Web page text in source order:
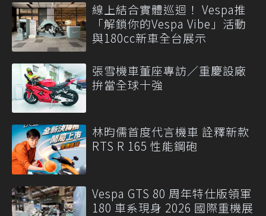
線上結合實體巡迴！ Vespa推
「解鎖你的Vespa Vibe」活動
與180cc新車全台展示
張雪機車董座專訪／重慶設廠
拚當全球十強
林昀儒首度代言機車 詮釋新款
RTS R 165 性能鋼砲
Vespa GTS 80 周年特仕版領軍
180 車系現身 2026 國際重機展